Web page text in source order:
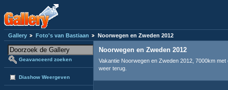
Gallery Foto's van Bastiaan Noorwegen en Zweden 2012
Geavanceerd zoeken
Diashow Weergeven
Noorwegen en Zweden 2012
Vakantie Noorwegen en Zweden 2012, 7000km
weer terug.